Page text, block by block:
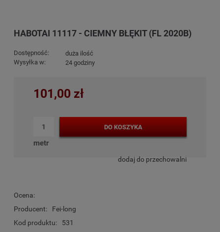
HABOTAI 11117 - CIEMNY BŁĘKIT (FL 2020B)
Dostępność:
duża ilość
Wysyłka w:
24 godziny
101,00 zł
metr
DO KOSZYKA
dodaj do przechowalni
Ocena:
Producent:
Fei-long
Kod produktu:
531